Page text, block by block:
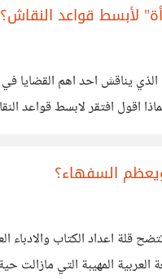
لأبسط قواعد النقاش؟
الذي يناقش احد اهم
لماذا اقول افتقر لابسط
ويعظم السفهاء؟
تتضح قلة اعداد الكتاب
العربية المهيبة التي